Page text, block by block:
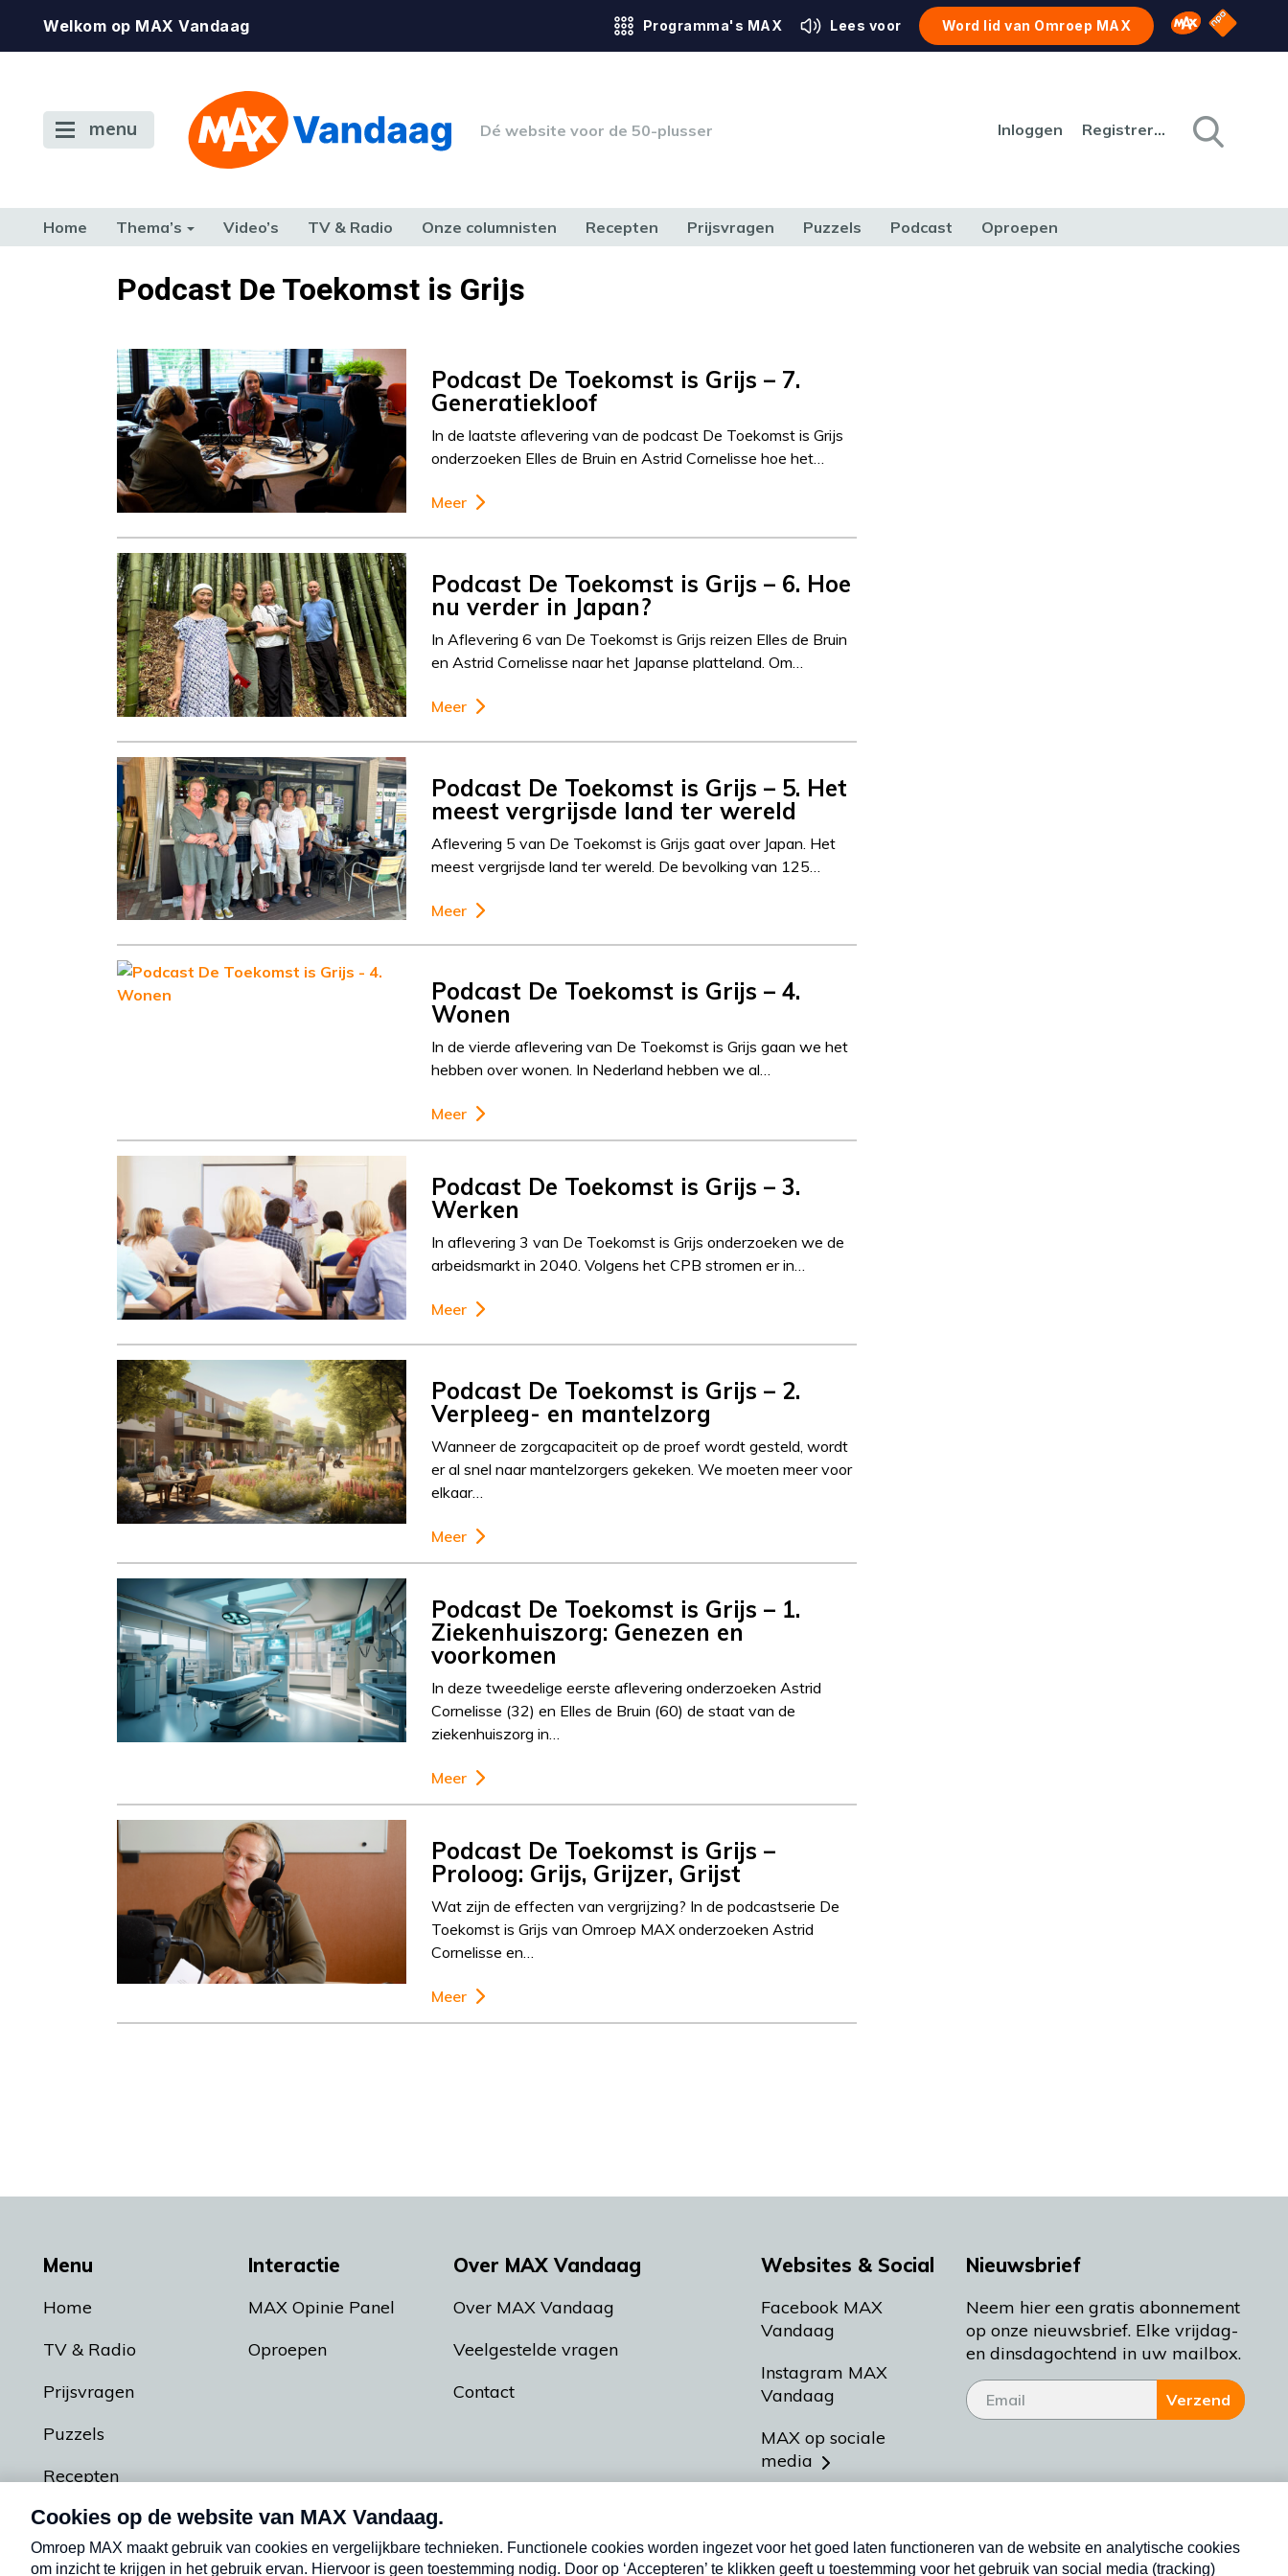
Welkom op MAX Vandaag Programma's MAX Lees voor Word lid van Omroep MAX Omroep MAX
NPO
menu Dé website voor de 50-plusser Inloggen Registreren
Home Thema’s Video’s TV & Radio Onze columnisten Recepten Prijsvragen Puzzels Podcast Oproepen
TERUG NAAR TOENPodcast De Toekomst is Grijs
Podcast De Toekomst is Grijs – 7.
Generatiekloof
In de laatste aflevering van de podcast De Toekomst is Grijs
onderzoeken Elles de Bruin en Astrid Cornelisse hoe het…
Meer
Podcast De Toekomst is Grijs – 6. Hoe
nu verder in Japan?
In Aflevering 6 van De Toekomst is Grijs reizen Elles de Bruin
en Astrid Cornelisse naar het Japanse platteland. Om…
Meer
Podcast De Toekomst is Grijs – 5. Het
meest vergrijsde land ter wereld
Aflevering 5 van De Toekomst is Grijs gaat over Japan. Het
meest vergrijsde land ter wereld. De bevolking van 125…
Meer
Podcast De Toekomst is Grijs – 4.
Wonen
In de vierde aflevering van De Toekomst is Grijs gaan we het
hebben over wonen. In Nederland hebben we al…
Meer
Podcast De Toekomst is Grijs – 3.
Werken
In aflevering 3 van De Toekomst is Grijs onderzoeken we de
arbeidsmarkt in 2040. Volgens het CPB stromen er in…
Meer
Podcast De Toekomst is Grijs – 2.
Verpleeg- en mantelzorg
Wanneer de zorgcapaciteit op de proef wordt gesteld, wordt
er al snel naar mantelzorgers gekeken. We moeten meer voor
elkaar…
Meer
Podcast De Toekomst is Grijs – 1.
Ziekenhuiszorg: Genezen en
voorkomen
In deze tweedelige eerste aflevering onderzoeken Astrid
Cornelisse (32) en Elles de Bruin (60) de staat van de
ziekenhuiszorg in…
Meer
Podcast De Toekomst is Grijs –
Proloog: Grijs, Grijzer, Grijst
Wat zijn de effecten van vergrijzing? In de podcastserie De
Toekomst is Grijs van Omroep MAX onderzoeken Astrid
Cornelisse en…
Meer
Menu
Home
TV & Radio
Prijsvragen
Puzzels
Recepten
Podcasts
Interactie
MAX Opinie Panel
Oproepen
Over MAX Vandaag
Over MAX Vandaag
Veelgestelde vragen
Contact
Websites & Social
Facebook MAX
Vandaag
Instagram MAX
Vandaag
MAX op sociale
media
Meldpunt Actueel
Nieuwsbrief
Neem hier een gratis abonnement
op onze nieuwsbrief. Elke vrijdag-
en dinsdagochtend in uw mailbox.
Verzend
Nieuwsbrief